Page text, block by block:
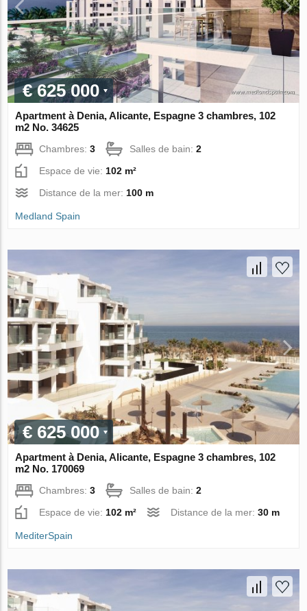
€ 625 000
Apartment à Denia, Alicante, Espagne 3 chambres, 102
m2 No. 34625
Chambres:3 Salles de bain:2
Espace de vie:102 m²
Distance de la mer:100 m
Medland Spain
€ 625 000
Apartment à Denia, Alicante, Espagne 3 chambres, 102
m2 No. 170069
Chambres:3 Salles de bain:2
Espace de vie: 102 m² Distance de la mer:30 m
MediterSpain